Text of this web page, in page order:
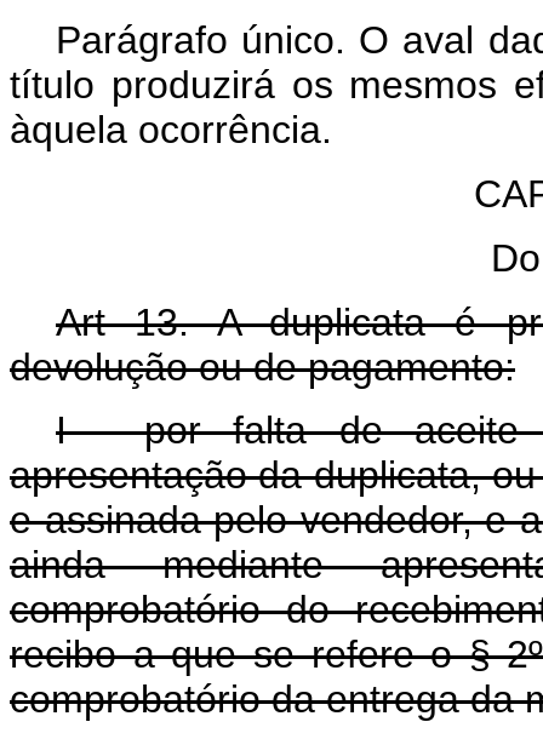
Parágrafo único. O aval
título produzirá os mesmos
àquela ocorrência.
Art 13. A duplicata é
devolução ou de pagamento:
I - por falta de aceite
apresentação da duplicata,
e assinada pelo vendedor, e
ainda mediante
comprobatório do
recibo a que se refere o §
comprobatório da entrega da